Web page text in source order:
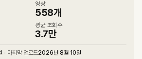
영상
558개
평균 조회수
3.7만
마지막 업로드2026년 8월 10일